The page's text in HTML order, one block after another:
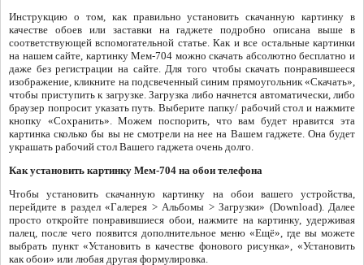
Инструкцию о том, как правильно установить скачанную картинку в
качестве обоев или заставки на гаджете подробно описана выше в
соответствующей вспомогательной статье. Как и все остальные картинки
на нашем сайте, картинку Мем-704 можно скачать абсолютно бесплатно и
даже без регистрации на сайте. Для того чтобы скачать понравившееся
изображение, кликните на подсвеченный синим прямоугольник «Скачать»,
чтобы приступить к загрузке. Загрузка либо начнется автоматически, либо
браузер попросит указать путь. Выберите папку/ рабочий стол и нажмите
кнопку «Сохранить». Можем поспорить, что вам будет нравится эта
картинка сколько бы вы не смотрели на нее на Вашем гаджете. Она будет
украшать рабочий стол Вашего гаджета очень долго.
Как установить картинку Мем-704 на обои телефона
Чтобы установить скачанную картинку на обои вашего устройства,
перейдите в раздел «Галерея > Альбомы > Загрузки» (Download). Далее
просто откройте понравившиеся обои, нажмите на картинку, удерживая
палец, после чего появится дополнительное меню «Ещё», где вы можете
выбрать пункт «Установить в качестве фонового рисунка», «Установить
как обои» или любая другая формулировка.